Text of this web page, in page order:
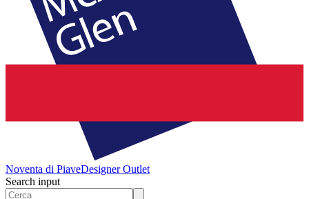
Noventa di PiaveDesigner Outlet
Search input